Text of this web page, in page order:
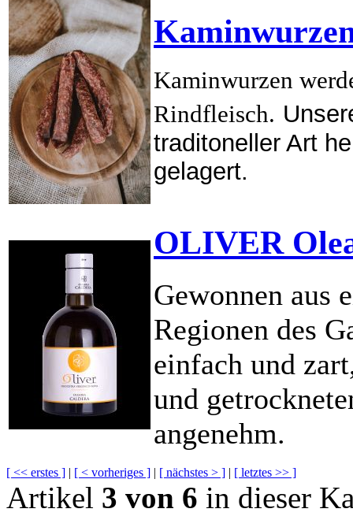
Kaminwurzen
Rindfleisch.
traditoneller Art
gelagert.
OLIVER
Gewonnen aus
Regionen des
einfach und
und
angenehm.
[ << erstes ] | [ < vorheriges ] | [ nächstes > ] | [ letztes >> ]
Artikel 3 von 6 in dieser